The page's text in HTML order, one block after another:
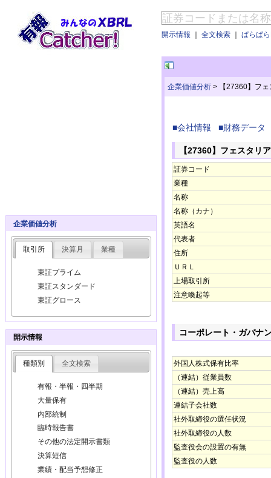
開示情報 ｜ 全文検索 ｜ ぱらぱ
企業価値分析 > 【27360】フ
■会社情報 ■財務データ
【27360】フェスタリ
証券コード
業種
名称
名称（カナ）
英語名
代表者
住所
ＵＲＬ
上場取引所
注意喚起等
コーポレート・ガバナ
外国人株式保有比率
（連結）従業員数
（連結）売上高
連結子会社数
社外取締役の選任状況
社外取締役の人数
監査役会の設置の有無
監査役の人数
企業価値分析
取引所 決算月 業種
東証プライム
東証スタンダード
東証グロース
開示情報
種類別 全文検索
有報・半報・四半期
大量保有
内部統制
臨時報告書
その他の法定開示書類
決算短信
業績・配当予想修正